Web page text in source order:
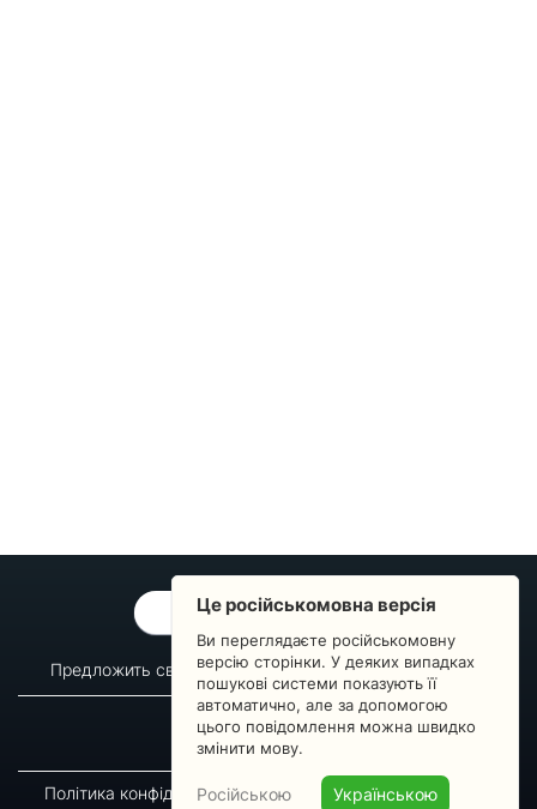
ОБРАТНАЯ СВЯЗЬ
Предложить свой вопрос Статистика изменений
О сервисе
Преподавателям
Новости
Пульс страны
Політика конфіденційності Угода підписника
Це російськомовна версія
Ви переглядаєте російськомовну
версію сторінки. У деяких випадках
пошукові системи показують її
автоматично, але за допомогою
цього повідомлення можна швидко
змінити мову.
Російською Українською